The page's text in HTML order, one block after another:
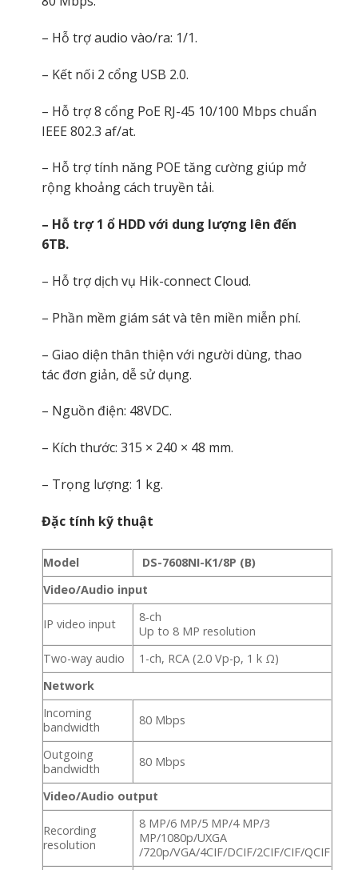
– Hỗ trợ audio vào/ra: 1/1.
– Kết nối 2 cổng USB 2.0.
– Hỗ trợ 8 cổng PoE RJ-45 10/100 Mbps chuẩn
IEEE 802.3 af/at.
– Hỗ trợ tính năng POE tăng cường giúp mở
rộng khoảng cách truyền tải.
– Hỗ trợ 1 ổ HDD với dung lượng lên đến
6TB.
– Hỗ trợ dịch vụ Hik-connect Cloud.
– Phần mềm giám sát và tên miền miễn phí.
– Giao diện thân thiện với người dùng, thao
tác đơn giản, dễ sử dụng.
– Nguồn điện: 48VDC.
– Kích thước: 315 × 240 × 48 mm.
– Trọng lượng: 1 kg.
Đặc tính kỹ thuật
Model
DS-7608NI-K1/8P (B)
Video/Audio input
IP video input
8-ch
Up to 8 MP resolution
Two-way audio
1-ch, RCA (2.0 Vp-p, 1 k Ω)
Network
Incoming
bandwidth
80 Mbps
Outgoing
bandwidth
80 Mbps
Video/Audio output
Recording
resolution
8 MP/6 MP/5 MP/4 MP/3
MP/1080p/UXGA
/720p/VGA/4CIF/DCIF/2CIF/CIF/QCIF